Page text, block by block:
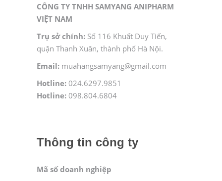
CÔNG TY TNHH SAMYANG ANIPHARM
VIỆT NAM
Trụ sở chính: Số 116 Khuất Duy Tiến,
quận Thanh Xuân, thành phố Hà Nội.
Email: muahangsamyang@gmail.com
Hotline: 024.6297.9851
Hotline: 098.804.6804
Thông tin công ty
Mã số doanh nghiệp